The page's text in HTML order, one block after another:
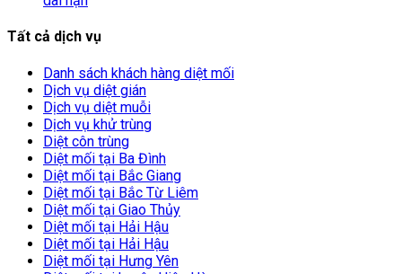
Tất cả dịch vụ
Danh sách khách hàng diệt mối
Dịch vụ diệt gián
Dịch vụ diệt muỗi
Dịch vụ khử trùng
Diệt côn trùng
Diệt mối tại Ba Đình
Diệt mối tại Bắc Giang
Diệt mối tại Bắc Từ Liêm
Diệt mối tại Giao Thủy
Diệt mối tại Hải Hậu
Diệt mối tại Hải Hậu
Diệt mối tại Hưng Yên